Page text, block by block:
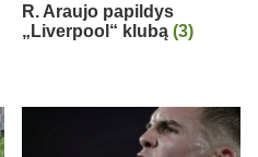
R. Araujo papildys
„Liverpool“ klubą (3)